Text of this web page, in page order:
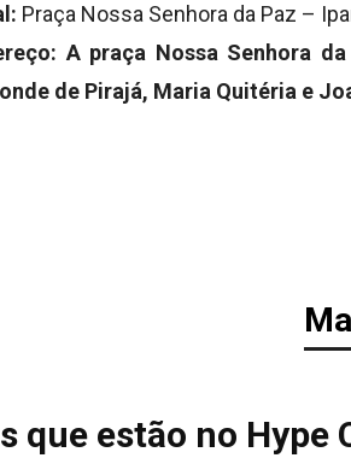
Praça Nossa Senhora da Paz –
A praça Nossa Senhora
de Pirajá, Maria Quitéria e
que estão no Hype